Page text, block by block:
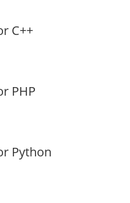
C++
PHP
Python